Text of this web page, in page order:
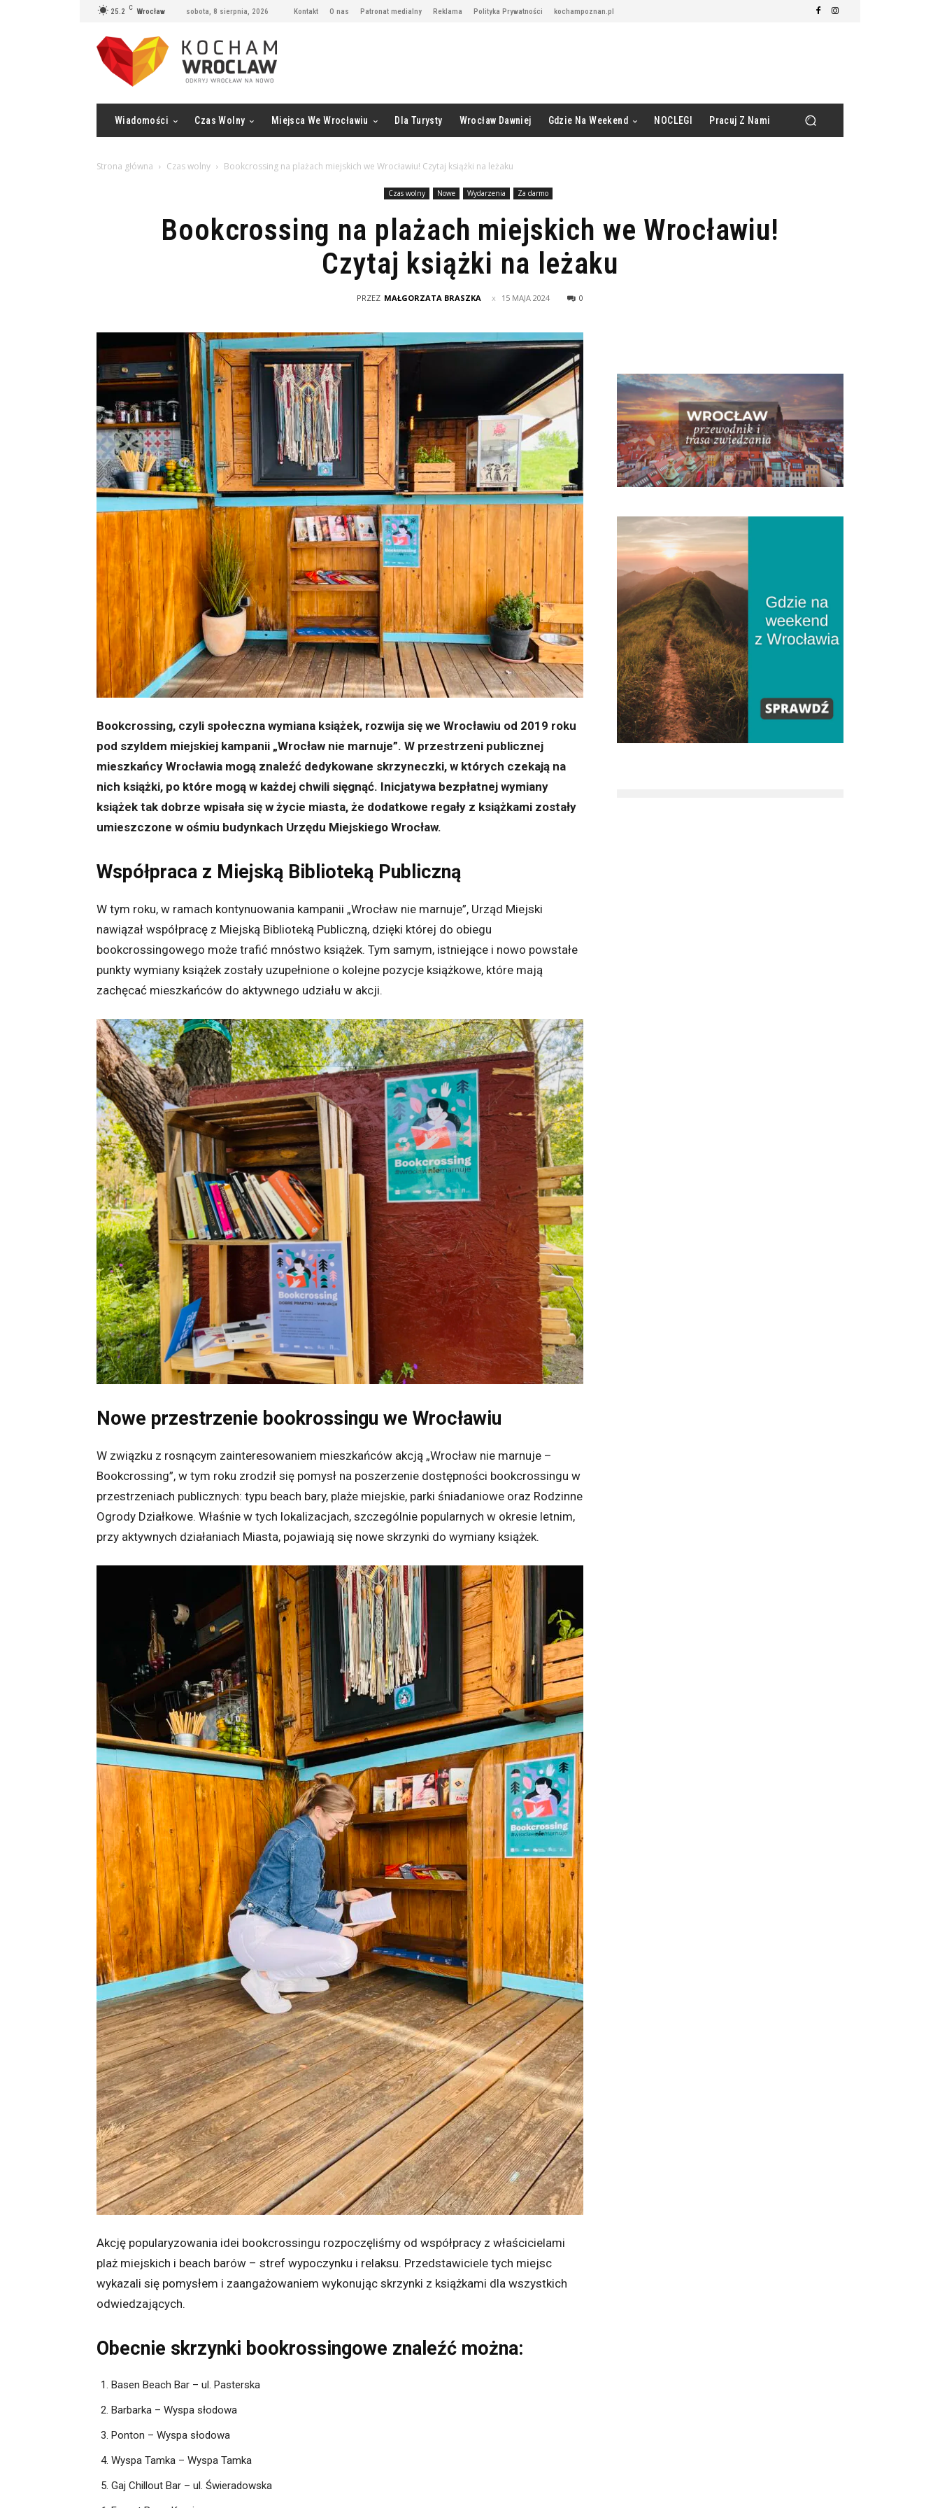
25.2 C Wrocław sobota, 8 sierpnia, 2026 Kontakt O nas Patronat medialny Reklama Polityka Prywatności kochampoznan.pl
Wiadomości Czas Wolny Miejsca We Wrocławiu Dla Turysty Wrocław Dawniej Gdzie Na Weekend NOCLEGI Pracuj Z Nami
Strona główna Czas wolny Bookcrossing na plażach miejskich we Wrocławiu! Czytaj książki na leżaku
Czas wolny Nowe Wydarzenia Za darmo
Bookcrossing na plażach miejskich we Wrocławiu!
Czytaj książki na leżaku
PRZEZ MAŁGORZATA BRASZKA 15 MAJA 2024 0
Bookcrossing, czyli społeczna wymiana książek, rozwija się we Wrocławiu od 2019 roku
pod szyldem miejskiej kampanii „Wrocław nie marnuje”. W przestrzeni publicznej
mieszkańcy Wrocławia mogą znaleźć dedykowane skrzyneczki, w których czekają na
nich książki, po które mogą w każdej chwili sięgnąć. Inicjatywa bezpłatnej wymiany
książek tak dobrze wpisała się w życie miasta, że dodatkowe regały z książkami zostały
umieszczone w ośmiu budynkach Urzędu Miejskiego Wrocław.
Współpraca z Miejską Biblioteką Publiczną
W tym roku, w ramach kontynuowania kampanii „Wrocław nie marnuje”, Urząd Miejski
nawiązał współpracę z Miejską Biblioteką Publiczną, dzięki której do obiegu
bookcrossingowego może trafić mnóstwo książek. Tym samym, istniejące i nowo powstałe
punkty wymiany książek zostały uzupełnione o kolejne pozycje książkowe, które mają
zachęcać mieszkańców do aktywnego udziału w akcji.
Nowe przestrzenie bookrossingu we Wrocławiu
W związku z rosnącym zainteresowaniem mieszkańców akcją „Wrocław nie marnuje –
Bookcrossing”, w tym roku zrodził się pomysł na poszerzenie dostępności bookcrossingu w
przestrzeniach publicznych: typu beach bary, plaże miejskie, parki śniadaniowe oraz Rodzinne
Ogrody Działkowe. Właśnie w tych lokalizacjach, szczególnie popularnych w okresie letnim,
przy aktywnych działaniach Miasta, pojawiają się nowe skrzynki do wymiany książek.
Akcję popularyzowania idei bookcrossingu rozpoczęliśmy od współpracy z właścicielami
plaż miejskich i beach barów – stref wypoczynku i relaksu. Przedstawiciele tych miejsc
wykazali się pomysłem i zaangażowaniem wykonując skrzynki z książkami dla wszystkich
odwiedzających.
Obecnie skrzynki bookrossingowe znaleźć można:
Basen Beach Bar – ul. Pasterska
Barbarka – Wyspa słodowa
Ponton – Wyspa słodowa
Wyspa Tamka – Wyspa Tamka
Gaj Chillout Bar – ul. Świeradowska